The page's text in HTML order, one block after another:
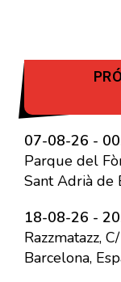
07-08-26 -
Parque del
Sant Adrià de
18-08-26 -
Razzmatazz,
Barcelona,